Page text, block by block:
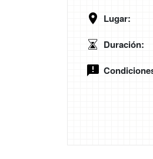
Lugar:
Duración: